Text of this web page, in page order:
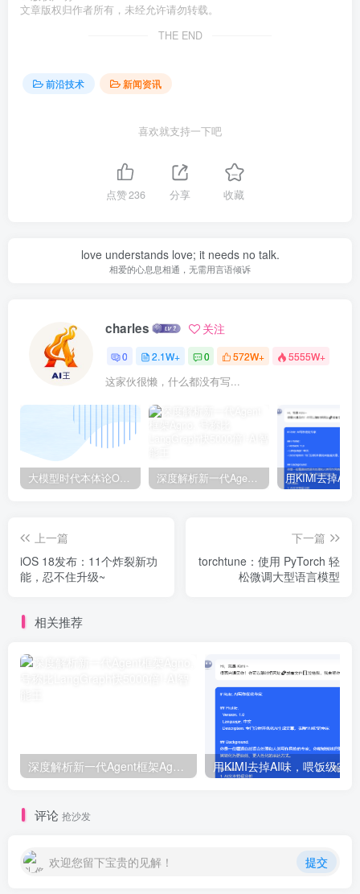
文章版权归作者所有，未经允许请勿转载。
THE END
前沿技术 新闻资讯
喜欢就支持一下吧
点赞236 分享 收藏
love understands love; it needs no talk.
相爱的心息息相通，无需用言语倾诉
charles 关注
0 2.1W+ 0 572W+ 5555W+
这家伙很懒，什么都没有写...
大模型时代本体论Ontology驱动的AI知识引擎助力企业智能决策系统的未来进化-一篇献给企业董事会和CIO的深度思考(第一篇) 深度解析新一代Agent框架Agno, 号称比LangGraph快5000倍!
上一篇
iOS 18发布：11个炸裂新功
能，忍不住升级~
下一篇
torchtune：使用 PyTorch 轻
松微调大型语言模型
相关推荐
深度解析新一代Agent框架Agno, 号称比LangGraph快5000倍!
评论 抢沙发
欢迎您留下宝贵的见解！ 提交